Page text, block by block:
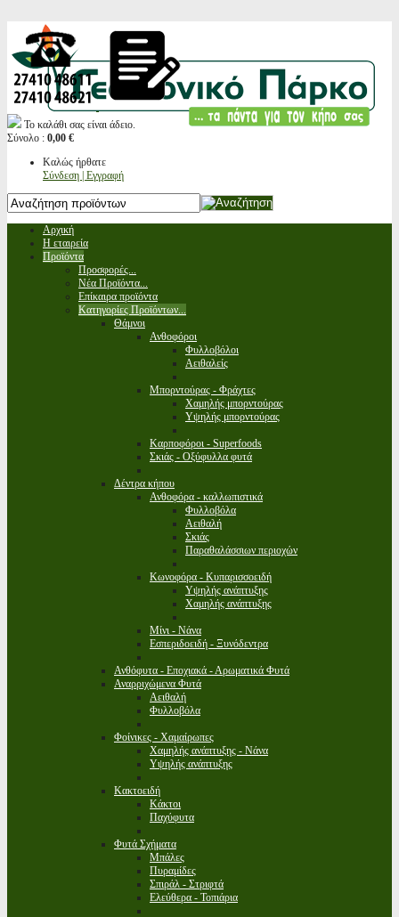
Το καλάθι σας είναι άδειο.
Σύνολο : 0,00 €
Καλώς ήρθατε
Σύνδεση | Εγγραφή
Αρχική
Η εταιρεία
Προϊόντα
Προσφορές...
Νέα Προϊόντα...
Επίκαιρα προϊόντα
Κατηγορίες Προϊόντων...
Θάμνοι
Ανθοφόροι
Φυλλοβόλοι
Αειθαλείς
Μπορντούρας - Φράχτες
Χαμηλής μπορντούρας
Υψηλής μπορντούρας
Καρποφόροι - Superfoods
Σκιάς - Οξύφυλλα φυτά
Δέντρα κήπου
Ανθοφόρα - καλλωπιστικά
Φυλλοβόλα
Αειθαλή
Σκιάς
Παραθαλάσσιων περιοχών
Κωνοφόρα - Κυπαρισσοειδή
Υψηλής ανάπτυξης
Χαμηλής ανάπτυξης
Μίνι - Νάνα
Εσπεριδοειδή - Ξυνόδεντρα
Ανθόφυτα - Εποχιακά - Αρωματικά Φυτά
Αναρριχώμενα Φυτά
Αειθαλή
Φυλλοβόλα
Φοίνικες - Χαμαίρωπες
Χαμηλής ανάπτυξης - Νάνα
Υψηλής ανάπτυξης
Κακτοειδή
Κάκτοι
Παχύφυτα
Φυτά Σχήματα
Μπάλες
Πυραμίδες
Σπιράλ - Στριφτά
Ελεύθερα - Τοπιάρια